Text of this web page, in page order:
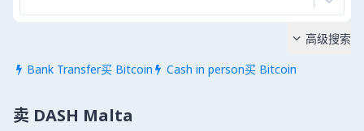
 Bank Transfer买 Bitcoin  Cash in person买 Bitcoin
 高级搜索
卖 DASH Malta